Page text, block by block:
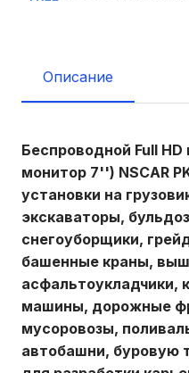
Описание
Беспроводной Full
монитор 7'') NSCAR
установки на
экскаваторы,
снегоуборщики,
башенные краны,
асфальтоукладчики,
машины, дорожные
мусоровозы,
автобашни, буровую